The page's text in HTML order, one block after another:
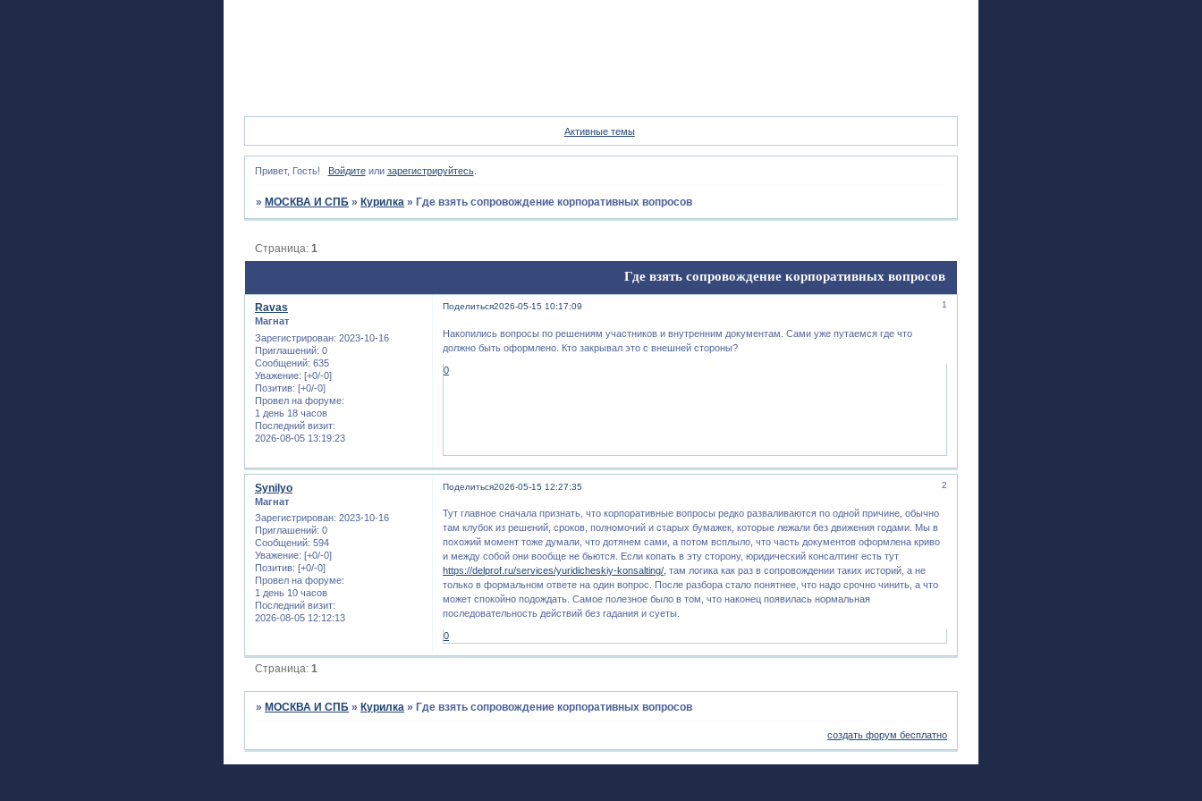
Активные темы
Привет, Гость! Войдитеили зарегистрируйтесь.
» МОСКВА И СПБ » Курилка » Где взять сопровождение корпоративных вопросов
Где взять сопровождение корпоративных вопросов
Страница:1
Поделиться 1
2026-05-15 10:17:09
Ravas
Магнат
Зарегистрирован: 2023-10-16
Приглашений: 0
Сообщений: 635
Уважение: [+0/-0]
Позитив: [+0/-0]
Провел на форуме:
1 день 18 часов
Последний визит:
2026-08-05 13:19:23
Накопились вопросы по решениям участников и внутренним документам. Сами уже путаемся где что
должно быть оформлено. Кто закрывал это с внешней стороны?
0
Поделиться 2
2026-05-15 12:27:35
Synilyo
Магнат
Зарегистрирован: 2023-10-16
Приглашений: 0
Сообщений: 594
Уважение: [+0/-0]
Позитив: [+0/-0]
Провел на форуме:
1 день 10 часов
Последний визит:
2026-08-05 12:12:13
Тут главное сначала признать, что корпоративные вопросы редко разваливаются по одной причине, обычно
там клубок из решений, сроков, полномочий и старых бумажек, которые лежали без движения годами. Мы в
похожий момент тоже думали, что дотянем сами, а потом всплыло, что часть документов оформлена криво
и между собой они вообще не бьются. Если копать в эту сторону, юридический консалтинг есть тут
https://delprof.ru/services/yuridicheskiy-konsalting/, там логика как раз в сопровождении таких историй, а не
только в формальном ответе на один вопрос. После разбора стало понятнее, что надо срочно чинить, а что
может спокойно подождать. Самое полезное было в том, что наконец появилась нормальная
последовательность действий без гадания и суеты.
0
Страница:1
»МОСКВА И СПБ »Курилка »Где взять сопровождение корпоративных вопросов
создать форум бесплатно